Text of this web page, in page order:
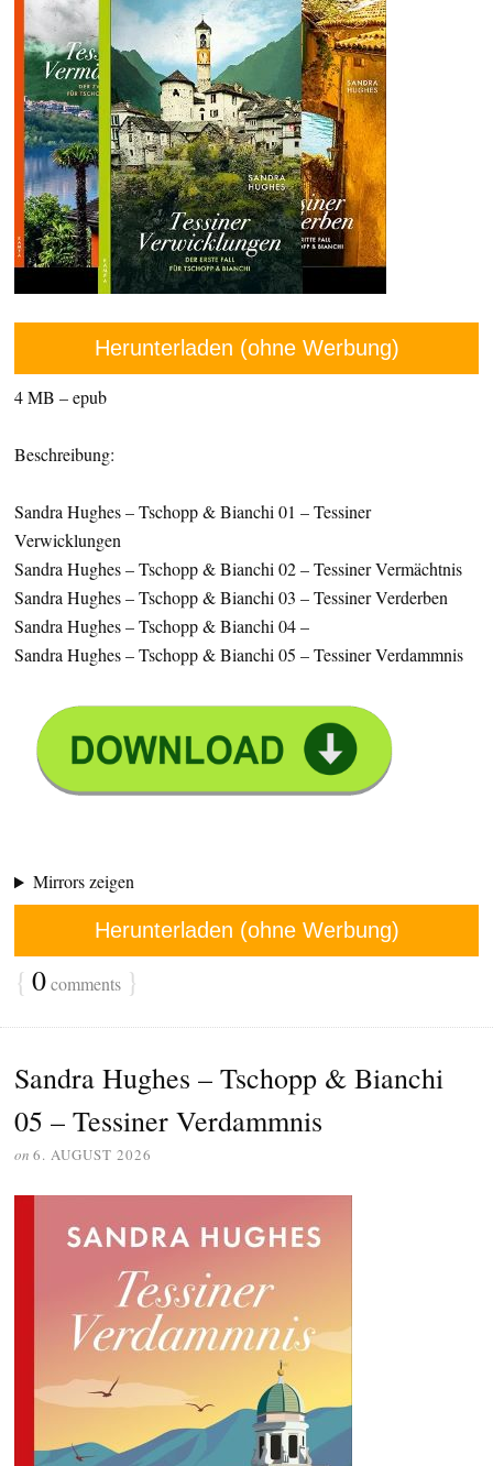
Herunterladen (ohne Werbung)
4 MB – epub
Beschreibung:
Sandra Hughes – Tschopp & Bianchi 01 – Tessiner
Verwicklungen
Sandra Hughes – Tschopp & Bianchi 02 – Tessiner Vermächtnis
Sandra Hughes – Tschopp & Bianchi 03 – Tessiner Verderben
Sandra Hughes – Tschopp & Bianchi 04 –
Sandra Hughes – Tschopp & Bianchi 05 – Tessiner Verdammnis
Mirrors zeigen
Herunterladen (ohne Werbung)
{ 0comments }
Sandra Hughes – Tschopp & Bianchi
05 – Tessiner Verdammnis
on 6. AUGUST 2026